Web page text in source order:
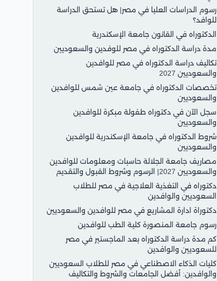
رسوم الدراسات العليا في مصر| هل تستحق الدراسة
للوافد؟
الدكتوراه في القانون جامعة الإسكندرية
مدة دراسة الدكتوراه في مصر للوفدين والسعوديين
تكاليف دراسة الدكتوراه في مصر للوافدين
والسعوديين 2027
تخصصات الدكتوراه في جامعة عين شمس للوافدين
والسعوديين
سجل الآن في دكتوراه طفولة مبكرة للوافدين
والسعوديين
شروط الدكتوراه في جامعة الإسكندرية للوافدين
والسعوديين
مصاريف جامعة الجلالة حاسبات ومعلومات للوافدين
والسعوديين 2027| الرسوم وشروط القبول والتقديم
دكتوراه في التغذية العلاجية في مصر للطلاب
السعوديين والوافدين
دكتوراة ادارة المشاريع في مصر للوافدين والسعوديين
رسوم جامعة المنصورة كلية الطب للوافدين
كم مدة دراسة الدكتوراه بعد الماجستير في مصر
للسعوديين والوافدين
كليات الذكاء الاصطناعي في مصر للطلاب السعوديين
والوافدين: أفضل الجامعات والشروط والتكاليف